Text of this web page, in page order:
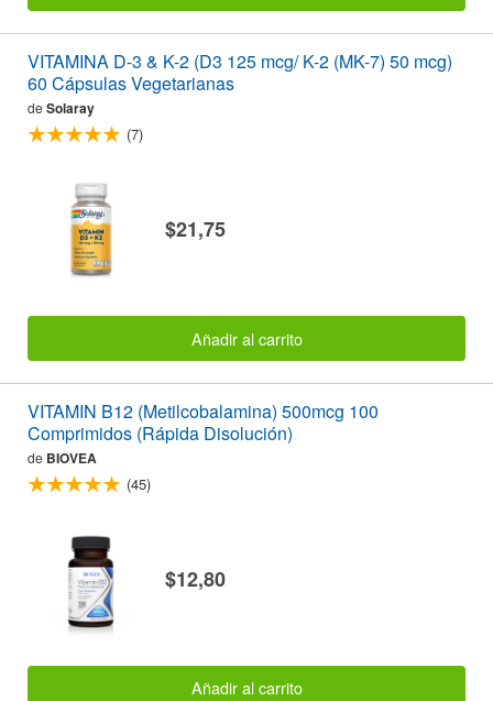
VITAMINA D-3 & K-2 (D3 125 mcg/ K-2 (MK-7) 50 mcg)
60 Cápsulas Vegetarianas
de Solaray
(7)
$21,75
Añadir al carrito
VITAMIN B12 (Metilcobalamina) 500mcg 100
Comprimidos (Rápida Disolución)
de BIOVEA
(45)
$12,80
Añadir al carrito